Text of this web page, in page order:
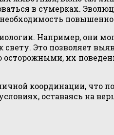
в сумерках.
Например, они
Это позволяет
их
координации, что
оставаясь на